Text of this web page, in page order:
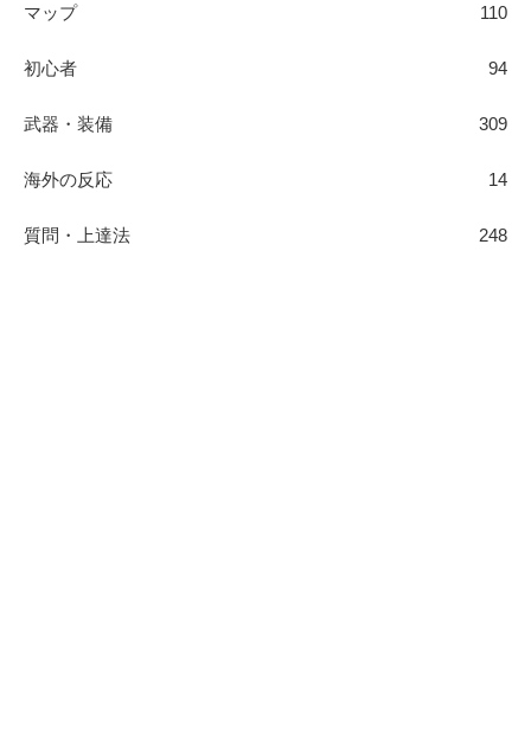
マップ 110
初心者 94
武器・装備 309
海外の反応 14
質問・上達法 248